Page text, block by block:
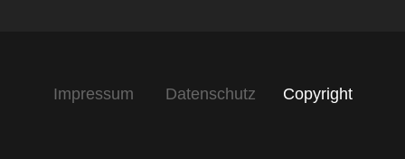
Impressum Datenschutz Copyright